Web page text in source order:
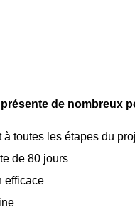
de nombreux
toutes les étapes du
de 80 jours
efficace